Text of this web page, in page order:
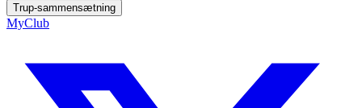
Trup-sammensætning
MyClub